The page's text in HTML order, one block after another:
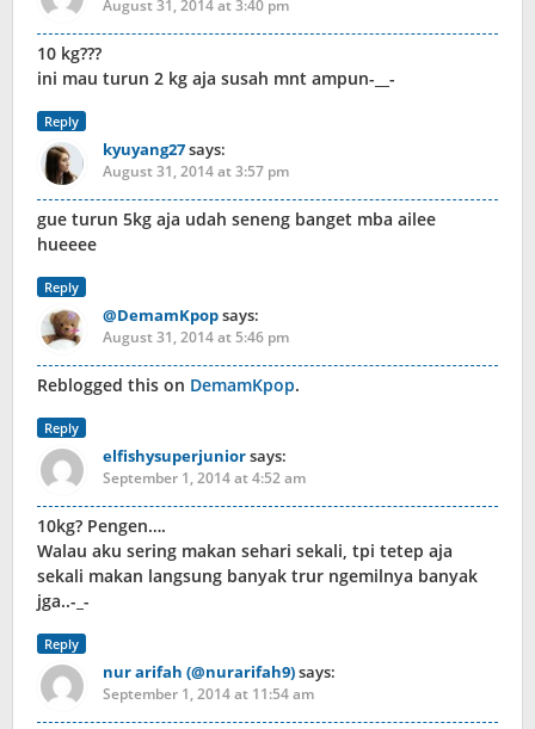
August 31, 2014 at 3:40 pm
10 kg???
ini mau turun 2 kg aja susah mnt ampun-__-
Reply
kyuyang27says:
August 31, 2014 at 3:57 pm
gue turun 5kg aja udah seneng banget mba ailee
hueeee
Reply
@DemamKpopsays:
August 31, 2014 at 5:46 pm
Reblogged this on DemamKpop.
Reply
elfishysuperjuniorsays:
September 1, 2014 at 4:52 am
10kg? Pengen….
Walau aku sering makan sehari sekali, tpi tetep aja
sekali makan langsung banyak trur ngemilnya banyak
jga..-_-
Reply
nur arifah (@nurarifah9)says:
September 1, 2014 at 11:54 am